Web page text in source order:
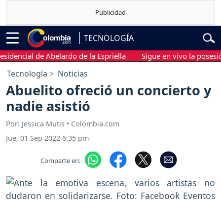
TECNOLOGÍA
de Abelardo de la Espriella Sigue en vivo la posesión
Tecnología Noticias
Abuelito ofreció un concierto y
nadie asistió
Por: Jessica Mutis • Colombia.com
Jue, 01 Sep 2022 6:35 pm
Comparte en: